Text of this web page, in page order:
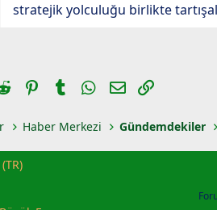
stratejik yolculuğu birlikte
Reddit PinterestTumblrWhatsApp
E-postaLink
Haber Merkezi Gündemdekiler